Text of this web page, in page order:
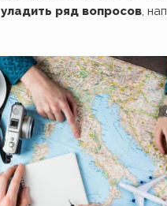
уладить ряд вопросов,